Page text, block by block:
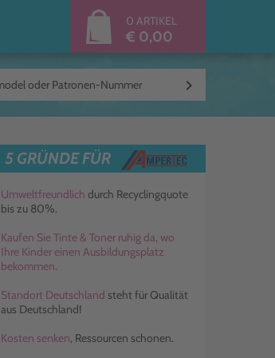
0 ARTIKEL
€ 0,00
keyboard_arrow_right
5 GRÜNDE FÜR
Umweltfreundlich durch Recyclingquote
bis zu 80%.
Kaufen Sie Tinte & Toner ruhig da, wo
Ihre Kinder einen Ausbildungsplatz
bekommen.
Standort Deutschland steht für Qualität
aus Deutschland!
Kosten senken, Ressourcen schonen.